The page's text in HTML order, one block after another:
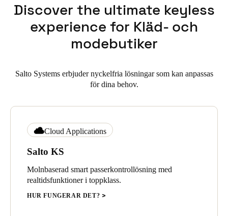
Discover the ultimate keyless
experience for Kläd- och
modebutiker
Salto Systems erbjuder nyckelfria lösningar som kan anpassas
för dina behov.
Cloud Applications
Salto KS
Molnbaserad smart passerkontrollösning med
realtidsfunktioner i toppklass.
HUR FUNGERAR DET?